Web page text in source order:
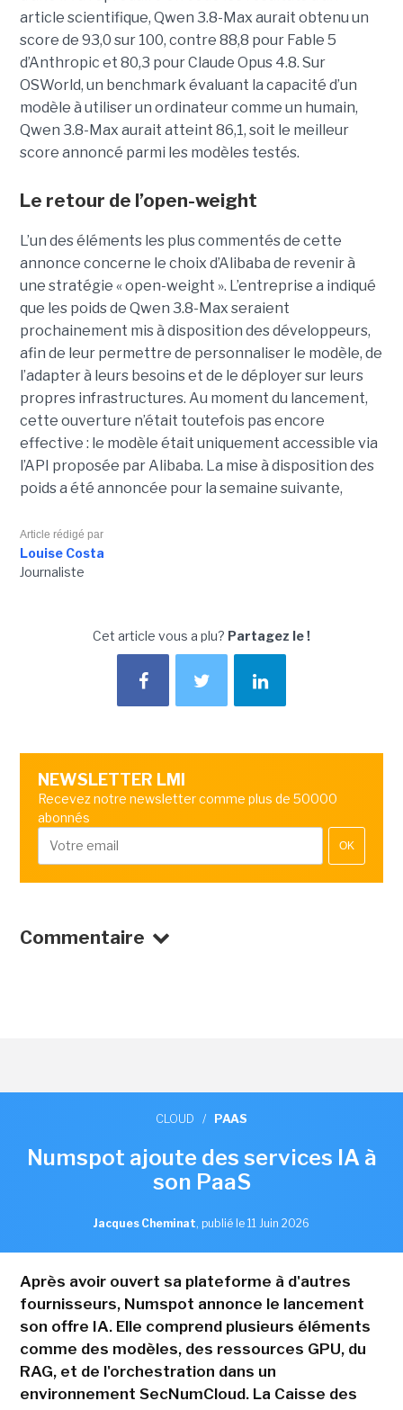
article scientifique, Qwen 3.8-Max aurait obtenu un
score de 93,0 sur 100, contre 88,8 pour Fable 5
d’Anthropic et 80,3 pour Claude Opus 4.8. Sur
OSWorld, un benchmark évaluant la capacité d’un
modèle à utiliser un ordinateur comme un humain,
Qwen 3.8-Max aurait atteint 86,1, soit le meilleur
score annoncé parmi les modèles testés.
Le retour de l’open-weight
L’un des éléments les plus commentés de cette
annonce concerne le choix d’Alibaba de revenir à
une stratégie « open-weight ». L’entreprise a indiqué
que les poids de Qwen 3.8-Max seraient
prochainement mis à disposition des développeurs,
afin de leur permettre de personnaliser le modèle, de
l’adapter à leurs besoins et de le déployer sur leurs
propres infrastructures. Au moment du lancement,
cette ouverture n’était toutefois pas encore
effective : le modèle était uniquement accessible via
l’API proposée par Alibaba. La mise à disposition des
poids a été annoncée pour la semaine suivante,
Article rédigé par
Louise Costa
Journaliste
Cet article vous a plu? Partagez le !
NEWSLETTER LMI
Recevez notre newsletter comme plus de 50000
abonnés
OK
Commentaire
CLOUD / PAAS
Numspot ajoute des services IA à
son PaaS
Jacques Cheminat, publié le 11 Juin 2026
Après avoir ouvert sa plateforme à d'autres
fournisseurs, Numspot annonce le lancement
son offre IA. Elle comprend plusieurs éléments
comme des modèles, des ressources GPU, du
RAG, et de l'orchestration dans un
environnement SecNumCloud. La Caisse des